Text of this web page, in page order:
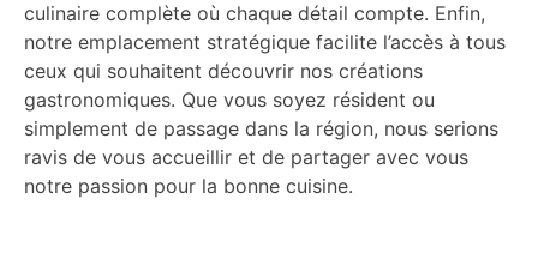
culinaire complète où chaque détail compte. Enfin,
notre emplacement stratégique facilite l’accès à tous
ceux qui souhaitent découvrir nos créations
gastronomiques. Que vous soyez résident ou
simplement de passage dans la région, nous serions
ravis de vous accueillir et de partager avec vous
notre passion pour la bonne cuisine.